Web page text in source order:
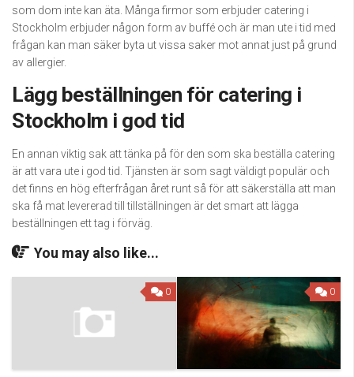
som dom inte kan äta. Många firmor som erbjuder catering i
Stockholm erbjuder någon form av buffé och är man ute i tid med
frågan kan man säker byta ut vissa saker mot annat just på grund
av allergier.
Lägg beställningen för catering i
Stockholm i god tid
En annan viktig sak att tänka på för den som ska beställa catering
är att vara ute i god tid. Tjänsten är som sagt väldigt populär och
det finns en hög efterfrågan året runt så för att säkerställa att man
ska få mat levererad till tillställningen är det smart att lägga
beställningen ett tag i förväg.
You may also like...
0 0